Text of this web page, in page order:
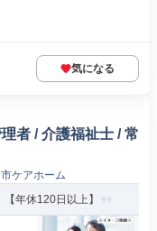
気になる
者 / 介護福祉士 / 常
ケアホーム
年休120日以上】